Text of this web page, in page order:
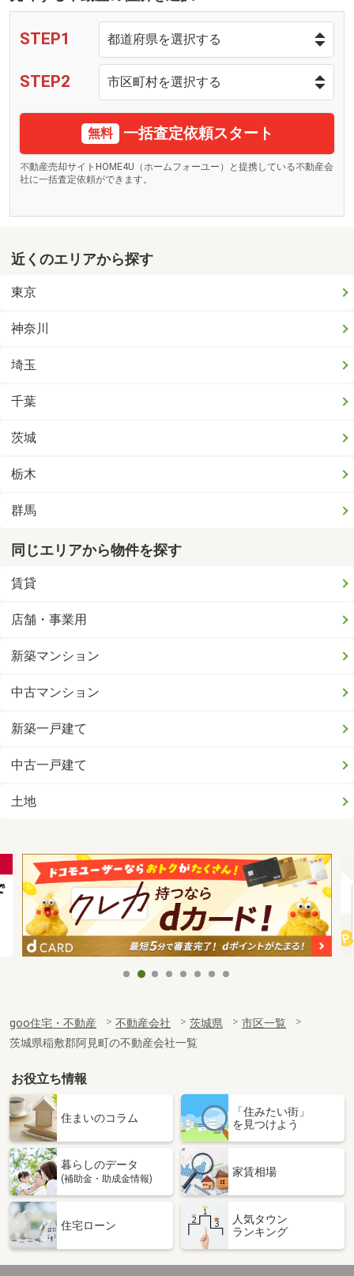
STEP1
STEP2
無料 一括査定依頼スタート
不動産売却サイトHOME4U（ホームフォーユー）と提携している不動産会
社に一括査定依頼ができます。
近くのエリアから探す
東京
神奈川
埼玉
千葉
茨城
栃木
群馬
同じエリアから物件を探す
賃貸
店舗・事業用
新築マンション
中古マンション
新築一戸建て
中古一戸建て
土地
goo住宅・不動産 不動産会社 茨城県
市区一覧
茨城県稲敷郡阿見町の不動産会社一覧
お役立ち情報
住まいのコラム
「住みたい街」
を見つけよう
暮らしのデータ
(補助金・助成金情報)
家賃相場
住宅ローン
人気タウン
ランキング